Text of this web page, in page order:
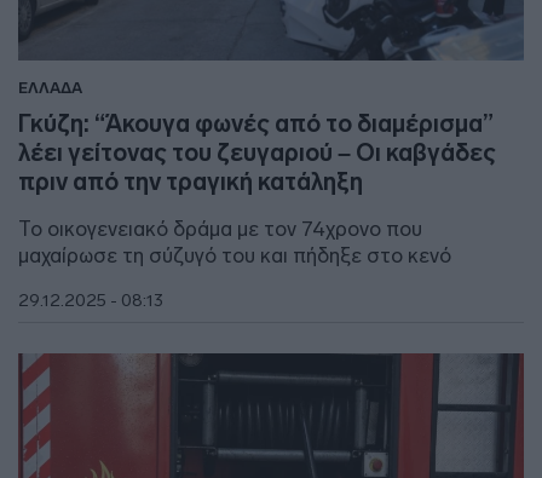
ΕΛΛΑΔΑ
Γκύζη: “Άκουγα φωνές από το διαμέρισμα”
λέει γείτονας του ζευγαριού – Οι καβγάδες
πριν από την τραγική κατάληξη
Το οικογενειακό δράμα με τον 74χρονο που
μαχαίρωσε τη σύζυγό του και πήδηξε στο κενό
29.12.2025 - 08:13